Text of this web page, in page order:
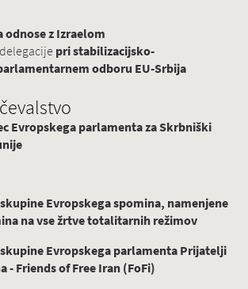
odnose z Izraelom
pri stabilizacijsko-
odboru EU-Srbija
Evropskega parlamenta za Skrbniški
Evropskega spomina, namenjene
na vse žrtve totalitarnih režimov
Evropskega parlamenta Prijatelji
- Friends of Free Iran (FoFi)